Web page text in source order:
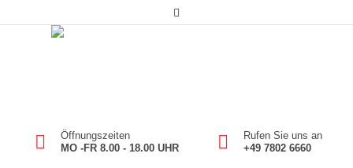
Öffnungszeiten
MO -FR 8.00 - 18.00 UHR
Rufen Sie uns an
+49 7802 6660